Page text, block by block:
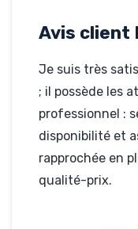
ecolesbouznika.net
Avis client
Je suis très
; il possède les
professionnel :
disponibilité et
rapprochée en
qualité-prix.